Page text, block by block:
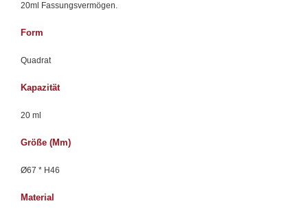
20ml Fassungsvermögen.
Form
Quadrat
Kapazität
20 ml
Größe (mm)
Ø67 * H46
Material